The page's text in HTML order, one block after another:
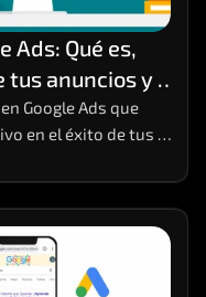
Ads: Qué es,
tus anuncios y
Google Ads que
en el éxito de tus